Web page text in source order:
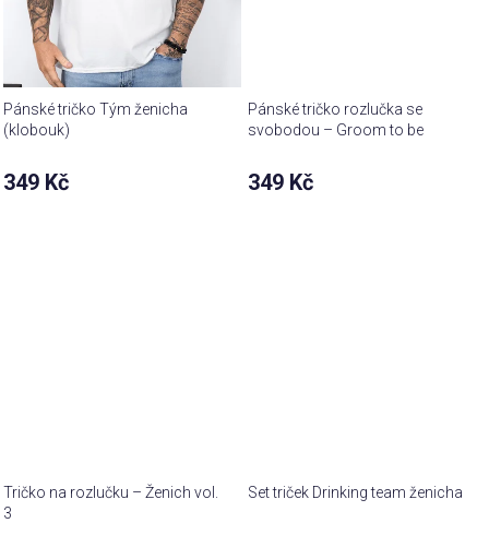
Pánské tričko Tým ženicha
(klobouk)
349 Kč
Pánské tričko rozlučka se
svobodou – Groom to be
349 Kč
Tričko na rozlučku – Ženich vol.
3
Set triček Drinking team ženicha